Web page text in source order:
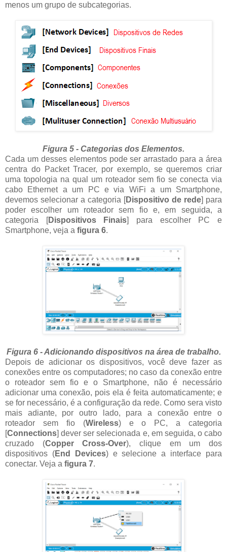
menos um grupo de subcategorias.
Figura 5 - Categorias dos Elementos.
Cada um desses elementos pode ser arrastado para a área
centra do Packet Tracer, por exemplo, se queremos criar
uma topologia na qual um roteador sem fio se conecta via
cabo Ethernet a um PC e via WiFi a um Smartphone,
devemos selecionar a categoria [Dispositivo de rede] para
poder escolher um roteador sem fio e, em seguida, a
categoria [Dispositivos Finais] para escolher PC e
Smartphone, veja a figura 6.
Figura 6 - Adicionando dispositivos na área de trabalho.
Depois de adicionar os dispositivos, você deve fazer as
conexões entre os computadores; no caso da conexão entre
o roteador sem fio e o Smartphone, não é necessário
adicionar uma conexão, pois ela é feita automaticamente; e
se for necessário, é a configuração da rede. Como sera visto
mais adiante, por outro lado, para a conexão entre o
roteador sem fio (Wireless) e o PC, a categoria
[Connections] dever ser selecionada e, em seguida, o cabo
cruzado (Copper Cross-Over), clique em um dos
dispositivos (End Devices) e selecione a interface para
conectar. Veja a figura 7.